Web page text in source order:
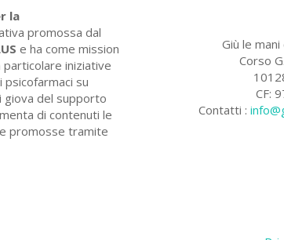
la
promossa dal
e ha come mission
iniziative
psicofarmaci su
giova del supporto
di contenuti le
promosse tramite
Giù le mani
Corso
CF:
Contatti :